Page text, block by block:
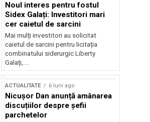
Noul interes pentru fostul
Sidex Galați: Investitori mari
cer caietul de sarcini
Mai mulți investitori au solicitat
caietul de sarcini pentru licitația
combinatului siderurgic Liberty
Galați,...
ACTUALITATE 6 luni ago
Nicușor Dan anunță amânarea
discuțiilor despre șefii
parchetelor